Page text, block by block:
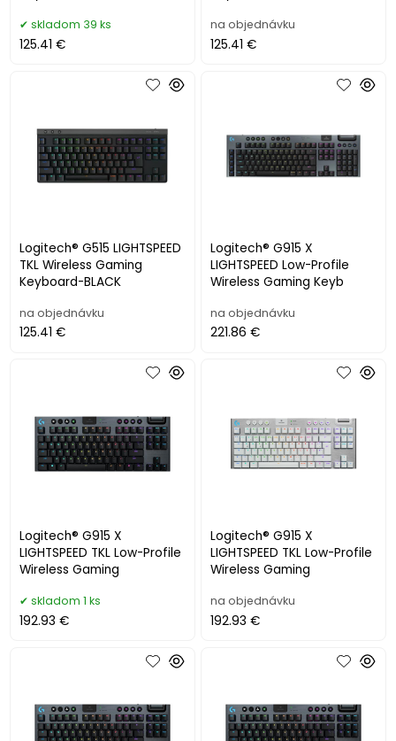
skladom 39 ks
125.41 €
na objednávku
125.41 €
Logitech® G515 LIGHTSPEED
TKL Wireless Gaming
Keyboard-BLACK
na objednávku
125.41 €
Logitech® G915 X
LIGHTSPEED Low-Profile
Wireless Gaming Keyb
na objednávku
221.86 €
Logitech® G915 X
LIGHTSPEED TKL Low-Profile
Wireless Gaming
skladom 1 ks
192.93 €
Logitech® G915 X
LIGHTSPEED TKL Low-Profile
Wireless Gaming
na objednávku
192.93 €